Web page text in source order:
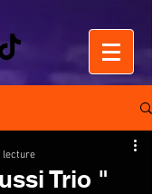
Trio "
lecture